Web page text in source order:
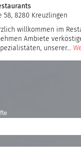
58, 8280 Kreuzlingen
willkommen im
Ambiete
unserer…